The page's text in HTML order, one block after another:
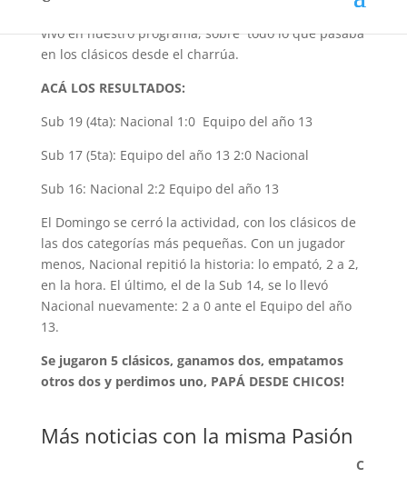
vivo en nuestro programa, sobre todo lo que pasaba
en los clásicos desde el charrúa.
ACÁ LOS RESULTADOS:
Sub 19 (4ta): Nacional 1:0 Equipo del año 13
Sub 17 (5ta): Equipo del año 13 2:0 Nacional
Sub 16: Nacional 2:2 Equipo del año 13
El Domingo se cerró la actividad, con los clásicos de
las dos categorías más pequeñas. Con un jugador
menos, Nacional repitió la historia: lo empató, 2 a 2,
en la hora. El último, el de la Sub 14, se lo llevó
Nacional nuevamente: 2 a 0 ante el Equipo del año
13.
Se jugaron 5 clásicos, ganamos dos, empatamos
otros dos y perdimos uno, PAPÁ DESDE CHICOS!
Más noticias con la misma Pasión
C